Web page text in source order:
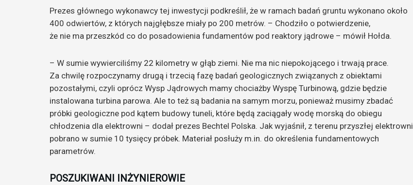
Prezes głównego wykonawcy tej inwestycji podkreślił, że w ramach badań gruntu wykonano około
400 odwiertów, z których najgłębsze miały po 200 metrów. – Chodziło o potwierdzenie,
że nie ma przeszkód co do posadowienia fundamentów pod reaktory jądrowe – mówił Hołda.
– W sumie wywierciliśmy 22 kilometry w głąb ziemi. Nie ma nic niepokojącego i trwają prace.
Za chwilę rozpoczynamy drugą i trzecią fazę badań geologicznych związanych z obiektami
pozostałymi, czyli oprócz Wysp Jądrowych mamy chociażby Wyspę Turbinową, gdzie będzie
instalowana turbina parowa. Ale to też są badania na samym morzu, ponieważ musimy zbadać
próbki geologiczne pod kątem budowy tuneli, które będą zaciągały wodę morską do obiegu
chłodzenia dla elektrowni – dodał prezes Bechtel Polska. Jak wyjaśnił, z terenu przyszłej elektrowni
pobrano w sumie 10 tysięcy próbek. Materiał posłuży m.in. do określenia fundamentowych
parametrów.
POSZUKIWANI INŻYNIEROWIE